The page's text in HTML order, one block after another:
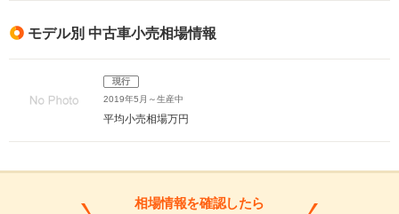
モデル別 中古車小売相場情報
現行
2019年5月～生産中
平均小売相場万円
相場情報を確認したら